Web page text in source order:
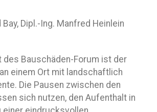
Bay, Dipl.-Ing. Manfred Heinlein
des Bauschäden-Forum ist der
einem Ort mit landschaftlich
Die Pausen zwischen den
sich nutzen, den Aufenthalt in